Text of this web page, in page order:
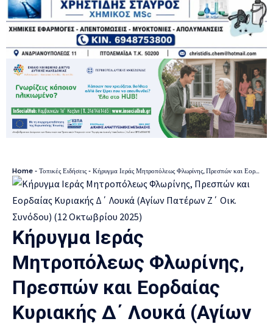
Home - Τοπικές Ειδήσεις - Κήρυγμα Ιεράς Μητροπόλεως Φλωρίνης, Πρεσπών και Εορδαίας Κυριακής Δ΄ Λουκά (Αγίων Πατέρων Ζ΄ Οικ. Συνόδου) (12 Οκτωβρίου 2025)
Κήρυγμα Ιεράς
Μητροπόλεως Φλωρίνης,
Πρεσπών και Εορδαίας
Κυριακής Δ΄ Λουκά (Αγίων